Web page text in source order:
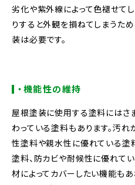
劣化や紫外線によって色褪せて
りすると外観を損ねてしまうた
装は必要です。
・機能性の維持
屋根塗装に使用する塗料にはさ
わっている塗料もあります。汚
性塗料や親水性に優れている塗
塗料、防カビや耐候性に優れて
材によってカバーしたい機能も